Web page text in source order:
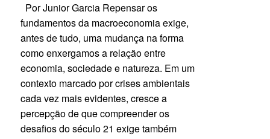
Por Junior Garcia Repensar os
fundamentos da macroeconomia exige,
antes de tudo, uma mudança na forma
como enxergamos a relação entre
economia, sociedade e natureza. Em um
contexto marcado por crises ambientais
cada vez mais evidentes, cresce a
percepção de que compreender os
desafios do século 21 exige também